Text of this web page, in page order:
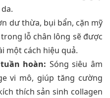
dư thừa, bụi bẩn, cặn mỹ
lỗ chân lông sẽ được
một cách hiệu quả.
hoàn: Sóng siêu âm
vi mô, giúp tăng cường
thích sản sinh collagen